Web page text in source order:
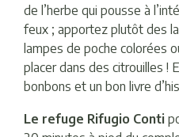
de l’herbe qui pousse à
feux ; apportez plutôt des
lampes de poche colorées
placer dans des citrouilles !
bonbons et un bon livre
Le refuge Rifugio Conti